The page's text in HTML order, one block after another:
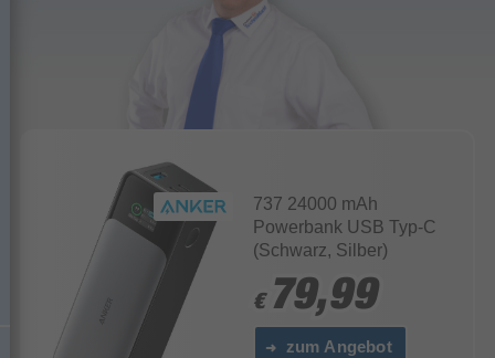
737 24000 mAh
Powerbank USB Typ-C
(Schwarz, Silber)
€ 79,99
€ 79,99
zum Angebot